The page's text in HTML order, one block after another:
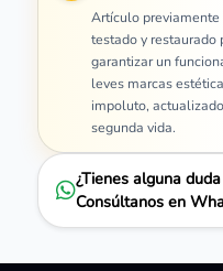
Artículo previamente
testado y restaurado
garantizar un
leves marcas
impoluto,
segunda vida.
¿Tienes alguna
Consúltanos en